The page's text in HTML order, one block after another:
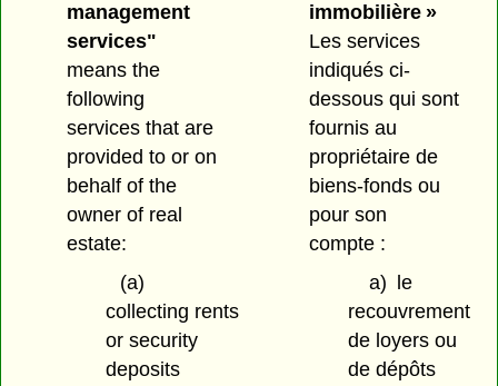
management
services"
means the
following
services that are
provided to or on
behalf of the
owner of real
estate:
(a)
collecting rents
or security
deposits
immobilière »
Les services
indiqués ci-
dessous qui sont
fournis au
propriétaire de
biens-fonds ou
pour son
compte :
a)
le
recouvrement
de loyers ou
de dépôts